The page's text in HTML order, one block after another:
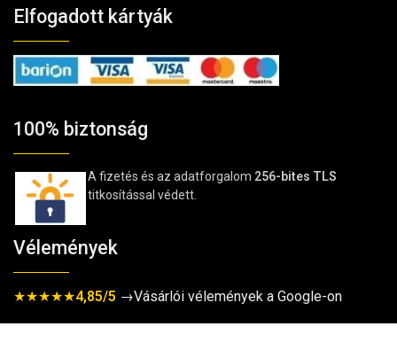
Elfogadott kártyák
100% biztonság
A fizetés és az adatforgalom 256-bites TLS
titkosítással védett.
Vélemények
★★★★★4,85/5 →Vásárlói vélemények a Google-on